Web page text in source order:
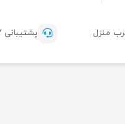
منزل پشتیبانی 24/7